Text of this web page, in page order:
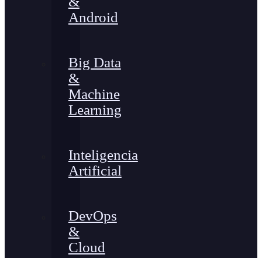
Android
Big Data
&
Machine
Learning
Inteligencia
Artificial
DevOps
&
Cloud